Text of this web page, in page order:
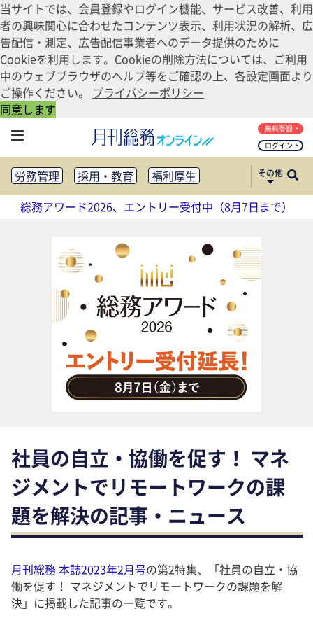
当サイトでは、会員登録やログイン機能、サービス改善、利用
者の興味関心に合わせたコンテンツ表示、利用状況の解析、広
告配信・測定、広告配信事業者へのデータ提供のために
Cookieを利用します。Cookieの削除方法については、ご利用
中のウェブブラウザのヘルプ等をご確認の上、各設定画面より
ご操作ください。 プライバシーポリシー
同意します
ログイン
無料登録
労務管理 採用・教育
福利厚生
健康経営
働き方改革
法務・コンプライアンス
リスクマネジメント・BCP
社外・社内広報
社外・社内コミュニケーション活性化
FM・オフィス移転
CSR・SDGs
テクノロジー活用・DX
助成金・補助金・コスト削減
アウトソーシング・BPO
調査・レポート
その他
総務アワード2026、エントリー受付中（8月7日まで）
社員の自立・協働を促す！ マネ
ジメントでリモートワークの課
題を解決の記事・ニュース
月刊総務 本誌2023年2月号の第2特集、「社員の自立・協
働を促す！ マネジメントでリモートワークの課題を解
決」に掲載した記事の一覧です。